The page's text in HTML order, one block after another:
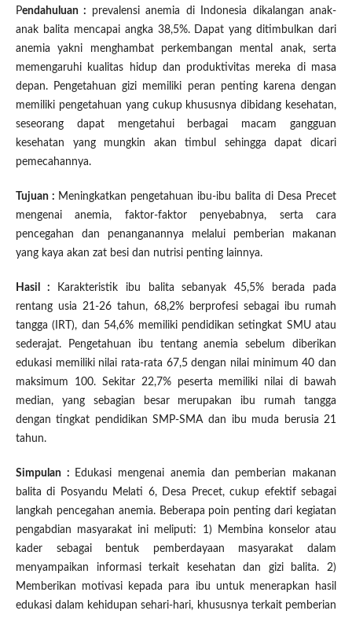
Pendahuluan : prevalensi anemia di Indonesia dikalangan anak-
anak balita mencapai angka 38,5%. Dapat yang ditimbulkan dari
anemia yakni menghambat perkembangan mental anak, serta
memengaruhi kualitas hidup dan produktivitas mereka di masa
depan. Pengetahuan gizi memiliki peran penting karena dengan
memiliki pengetahuan yang cukup khususnya dibidang kesehatan,
seseorang dapat mengetahui berbagai macam gangguan
kesehatan yang mungkin akan timbul sehingga dapat dicari
pemecahannya.
Tujuan : Meningkatkan pengetahuan ibu-ibu balita di Desa Precet
mengenai anemia, faktor-faktor penyebabnya, serta cara
pencegahan dan penanganannya melalui pemberian makanan
yang kaya akan zat besi dan nutrisi penting lainnya.
Hasil :
Karakteristik ibu balita sebanyak 45,5% berada pada
rentang usia 21-26 tahun, 68,2% berprofesi sebagai ibu rumah
tangga (IRT), dan 54,6% memiliki pendidikan setingkat SMU atau
sederajat. Pengetahuan ibu tentang anemia sebelum diberikan
edukasi memiliki nilai rata-rata 67,5 dengan nilai minimum 40 dan
maksimum 100. Sekitar 22,7% peserta memiliki nilai di bawah
median, yang sebagian besar merupakan ibu rumah tangga
dengan tingkat pendidikan SMP-SMA dan ibu muda berusia 21
tahun.
Simpulan :
Edukasi mengenai anemia dan pemberian makanan
balita di Posyandu Melati 6, Desa Precet, cukup efektif sebagai
langkah pencegahan anemia. Beberapa poin penting dari kegiatan
pengabdian masyarakat ini meliputi: 1) Membina konselor atau
kader sebagai bentuk pemberdayaan masyarakat dalam
menyampaikan informasi terkait kesehatan dan gizi balita. 2)
Memberikan motivasi kepada para ibu untuk menerapkan hasil
edukasi dalam kehidupan sehari-hari, khususnya terkait pemberian